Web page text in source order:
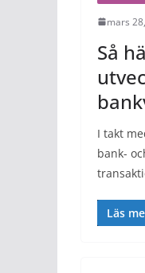
mars
Så
I takt
bank-
Läs